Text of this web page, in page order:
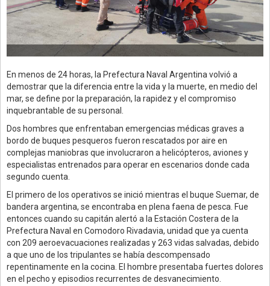
En menos de 24 horas, la Prefectura Naval Argentina volvió a
demostrar que la diferencia entre la vida y la muerte, en medio del
mar, se define por la preparación, la rapidez y el compromiso
inquebrantable de su personal.
Dos hombres que enfrentaban emergencias médicas graves a
bordo de buques pesqueros fueron rescatados por aire en
complejas maniobras que involucraron a helicópteros, aviones y
especialistas entrenados para operar en escenarios donde cada
segundo cuenta.
El primero de los operativos se inició mientras el buque Suemar, de
bandera argentina, se encontraba en plena faena de pesca. Fue
entonces cuando su capitán alertó a la Estación Costera de la
Prefectura Naval en Comodoro Rivadavia, unidad que ya cuenta
con 209 aeroevacuaciones realizadas y 263 vidas salvadas, debido
a que uno de los tripulantes se había descompensado
repentinamente en la cocina. El hombre presentaba fuertes dolores
en el pecho y episodios recurrentes de desvanecimiento.